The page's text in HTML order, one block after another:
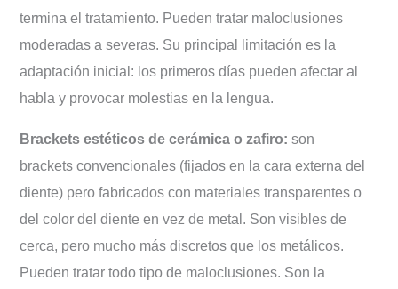
termina el tratamiento. Pueden tratar maloclusiones
moderadas a severas. Su principal limitación es la
adaptación inicial: los primeros días pueden afectar al
habla y provocar molestias en la lengua.
Brackets estéticos de cerámica o zafiro: son
brackets convencionales (fijados en la cara externa del
diente) pero fabricados con materiales transparentes o
del color del diente en vez de metal. Son visibles de
cerca, pero mucho más discretos que los metálicos.
Pueden tratar todo tipo de maloclusiones. Son la